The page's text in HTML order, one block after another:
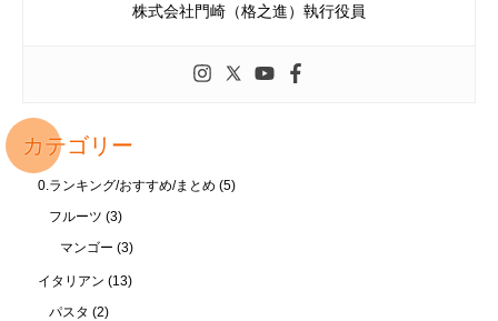
株式会社門崎（格之進）執行役員
カテゴリー
0.ランキング/おすすめ/まとめ (5)
フルーツ (3)
マンゴー (3)
イタリアン (13)
パスタ (2)